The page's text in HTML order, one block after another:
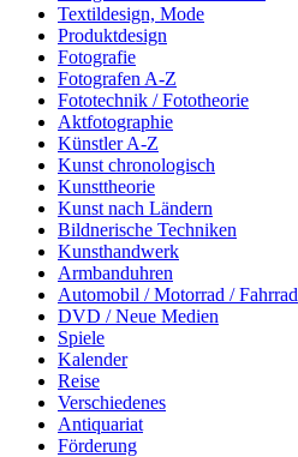
Textildesign, Mode
Produktdesign
Fotografie
Fotografen A-Z
Fototechnik / Fototheorie
Aktfotographie
Künstler A-Z
Kunst chronologisch
Kunsttheorie
Kunst nach Ländern
Bildnerische Techniken
Kunsthandwerk
Armbanduhren
Automobil / Motorrad / Fahrrad
DVD / Neue Medien
Spiele
Kalender
Reise
Verschiedenes
Antiquariat
Förderung